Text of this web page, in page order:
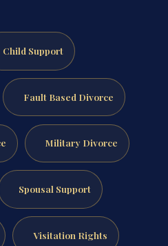
Child Support
Fault Based Divorce
Military Divorce
Spousal Support
Visitation Rights